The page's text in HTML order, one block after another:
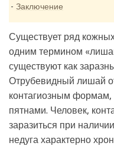
Заключение
Существует ряд
одним термином
существуют как
Отрубевидный лишай
контагиозным
пятнами. Человек,
заразиться при
недуга характерно